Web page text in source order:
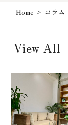
Home > コラム
View All